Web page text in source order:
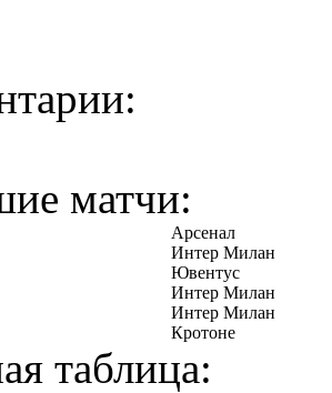
матчи:
Арсенал
Интер Милан
Ювентус
Интер Милан
Интер Милан
Кротоне
таблица: